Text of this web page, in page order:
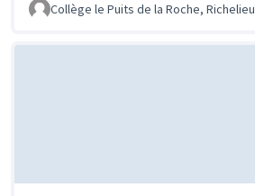
Collège le Puits de la Roche, Richelieu